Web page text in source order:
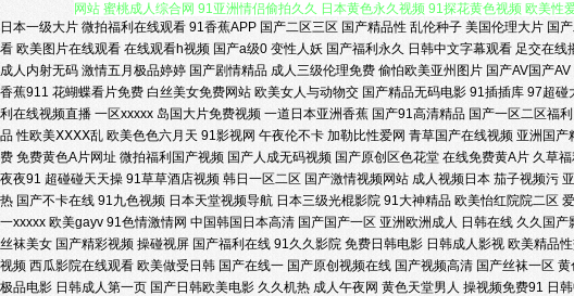
亚洲色图90p 国产av丝袜 国产自产在线区 91超碰人人看 国产精品欧美久久 亚洲福
网站 蜜桃成人综合网 91亚洲情侣偷拍久久 日本黄色永久视频 91探花黄色视频 欧美
78 精品久久99多吊 91红杏社区在线 狼友视频在线网址 91免费看福利姬 男人天堂色
精品福利在线 久久艹网网啊 91美女泡 麻豆传媒二区 91爰爱欧美 东方Va黑人 欧州
91幼儿黄色 日韩亚洲欧美综合在线 东京热网页欧美 一区欧美操逼 91精品福利片 五
日本一级大片 微拍福利在线观看 91香蕉APP 国产二区三区 国产精品性 乱伦种子 美国伦理大片 国
看 欧美图片在线观看 在线观看h视频 国产a级0 变性人妖 国产福利永久 日韩中文字幕观看 足交在线
成人内射无码 激情五月极品婷婷 国产剧情精品 成人三级伦理免费 偷怕欧美亚州图片 国产AV国产AV
香蕉911 花蝴蝶看片免费 白丝美女免费网站 欧美女人与动物交 国产精品无码电影 91插插库 97超碰
利在线视频直播 一区xxxxx 岛国大片免费视频 一道日本亚洲香蕉 国产91高清精品 国产一区二区福利
品 性欧美ⅩⅩⅩⅩ乱 欧美色色六月天 91影视网 午夜伦不卡 加勒比性爱网 青草国产在线视频 亚洲国产
费 免费黄色A片网址 微拍福利国产视频 国产人成无码视频 国产原创区色花堂 在线免费黄A片 久草福
夜夜91 超碰碰天天操 91草草酒店视频 韩日一区二区 国产激情视频网站 成人视频日本 茄子视频污
热 国产不卡在线 91九色视频 日本天堂视频导航 日本三级光棍影院 91大神精品 欧美怡红院院二区
一xxxxx 欧美gayv 91色情激情网 中国韩国日本高清 国产国产一区 亚洲欧洲成人 日韩在线 久久国产
丝袜美女 国产精彩视频 操碰视屏 国产福利在线 91久久影院 免费日韩电影 日韩成人影视 欧美精品
视频 西瓜影院在线观看 欧美做受日韩 国产在线一 国产原创视频在线 国产视频高清 国产丝袜一区 黄
极品电影 日韩成人第一页 国产日韩欧美电影 久久机热 成人午夜网 黄色天堂男人 操视频免费91 日